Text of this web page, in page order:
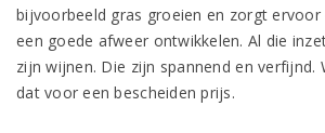
bijvoorbeeld gras groeien en zorgt
een goede afweer ontwikkelen. Al die
zijn wijnen. Die zijn spannend en verfijnd.
dat voor een bescheiden prijs.